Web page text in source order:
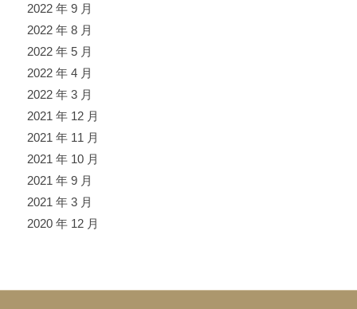
2022 年 9 月
2022 年 8 月
2022 年 5 月
2022 年 4 月
2022 年 3 月
2021 年 12 月
2021 年 11 月
2021 年 10 月
2021 年 9 月
2021 年 3 月
2020 年 12 月